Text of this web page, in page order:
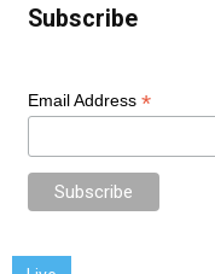
Subscribe
Email Address *